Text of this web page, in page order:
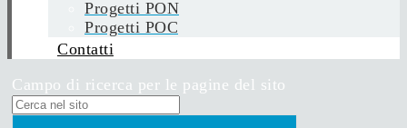
Progetti PON
Progetti POC
Contatti
Campo di ricerca per le pagine del sito